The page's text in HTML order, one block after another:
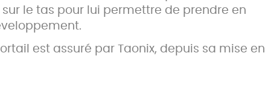
le tas pour lui permettre de prendre en
est assuré par Taonix, depuis sa mise en